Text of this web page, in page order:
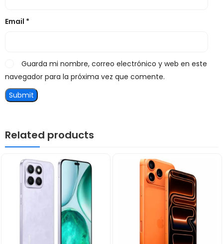
Email *
Guarda mi nombre, correo electrónico y web en este
navegador para la próxima vez que comente.
Related products